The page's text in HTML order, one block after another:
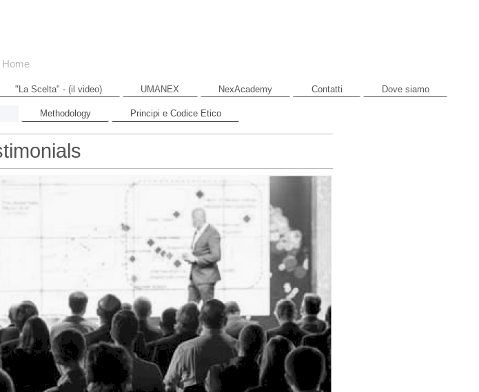
Home
"La Scelta" - (il video) UMANEX NexAcademy Contatti Dove siamo
Methodology Principi e Codice Etico